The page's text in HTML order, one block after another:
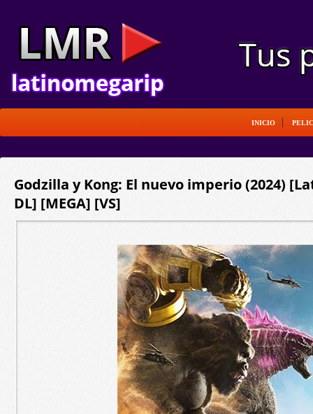
INICIO
Godzilla y Kong: El nuevo imperio (2024)
DL] [MEGA] [VS]